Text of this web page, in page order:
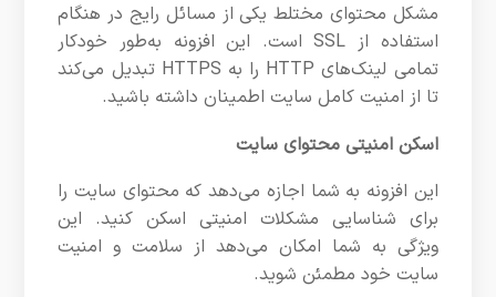
مشکل محتوای مختلط یکی از مسائل رایج در هنگام
استفاده از SSL است. این افزونه به‌طور خودکار
تمامی لینک‌های HTTP را به HTTPS تبدیل می‌کند
تا از امنیت کامل سایت اطمینان داشته باشید.
اسکن امنیتی محتوای سایت
این افزونه به شما اجازه می‌دهد که محتوای سایت را
برای شناسایی مشکلات امنیتی اسکن کنید. این
ویژگی به شما امکان می‌دهد از سلامت و امنیت
سایت خود مطمئن شوید.